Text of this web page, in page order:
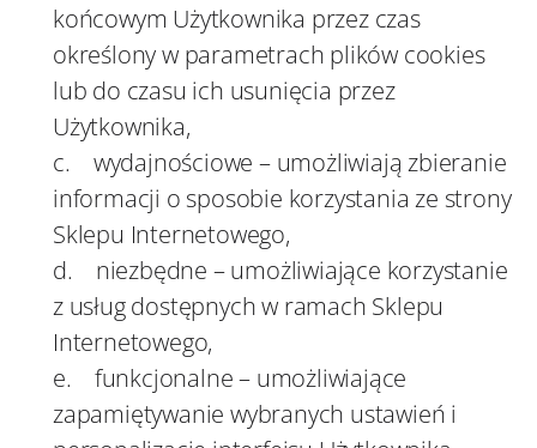
końcowym Użytkownika przez czas
określony w parametrach plików cookies
lub do czasu ich usunięcia przez
Użytkownika,
c. wydajnościowe – umożliwiają zbieranie
informacji o sposobie korzystania ze strony
Sklepu Internetowego,
d. niezbędne – umożliwiające korzystanie
z usług dostępnych w ramach Sklepu
Internetowego,
e. funkcjonalne – umożliwiające
zapamiętywanie wybranych ustawień i